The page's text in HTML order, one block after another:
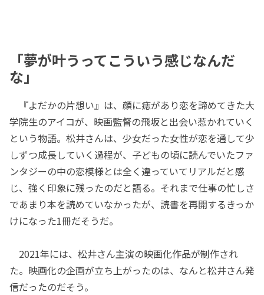
「夢が叶うってこういう感じなんだ
な」
『よだかの片想い』は、顔に痣があり恋を諦めてきた大
学院生のアイコが、映画監督の飛坂と出会い惹かれていく
という物語。松井さんは、少女だった女性が恋を通して少
しずつ成長していく過程が、子どもの頃に読んでいたファ
ンタジーの中の恋模様とは全く違っていてリアルだと感
じ、強く印象に残ったのだと語る。それまで仕事の忙しさ
であまり本を読めていなかったが、読書を再開するきっか
けになった1冊だそうだ。
2021年には、松井さん主演の映画化作品が制作され
た。映画化の企画が立ち上がったのは、なんと松井さん発
信だったのだそう。